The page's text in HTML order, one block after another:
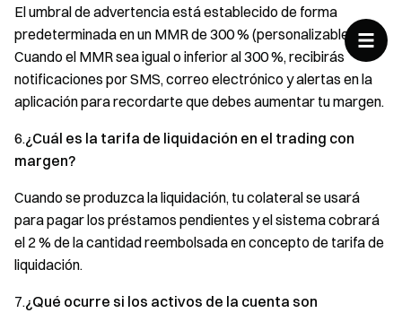
El umbral de advertencia está establecido de forma
predeterminada en un MMR de 300 % (personalizable).
Cuando el MMR sea igual o inferior al 300 %, recibirás
notificaciones por SMS, correo electrónico y alertas en la
aplicación para recordarte que debes aumentar tu margen.
6.¿Cuál es la tarifa de liquidación en el trading con
margen?
Cuando se produzca la liquidación, tu colateral se usará
para pagar los préstamos pendientes y el sistema cobrará
el 2 % de la cantidad reembolsada en concepto de tarifa de
liquidación.
7.¿Qué ocurre si los activos de la cuenta son